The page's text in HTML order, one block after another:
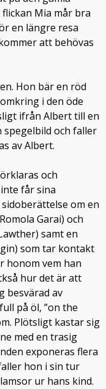
Mia mår bra
en längre resa
att behövas
Hon bär en röd
i den öde
ifrån Albert till en
och faller
av Albert.
och
får sina
om en
Garai) och
samt en
som tar kontakt
honom vem han
hur det är att
besvärad av
på öl, ”on the
Plötsligt kastar sig
med en trasig
exponeras flera
hon i sin tur
ur hans kind.